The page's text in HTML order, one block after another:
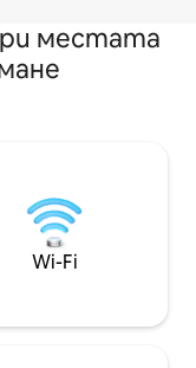
местата
Wi-Fi